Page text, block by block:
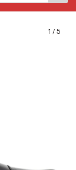
1 /5